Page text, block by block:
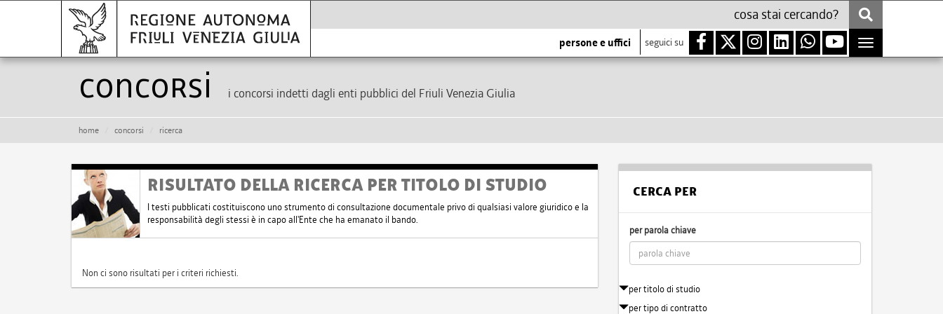
persone e uffici seguici su
Toggle
navigation
Concorsi i concorsi indetti dagli enti pubblici del Friuli Venezia Giulia
home concorsi ricerca
RISULTATO DELLA RICERCA PER TITOLO DI STUDIO
I testi pubblicati costituiscono uno strumento di consultazione documentale privo di qualsiasi valore giuridico e la
responsabilità degli stessi è in capo all'Ente che ha emanato il bando.
Non ci sono risultati per i criteri richiesti.
CERCA PER
per parola chiave
per titolo di studio
per tipo di contratto